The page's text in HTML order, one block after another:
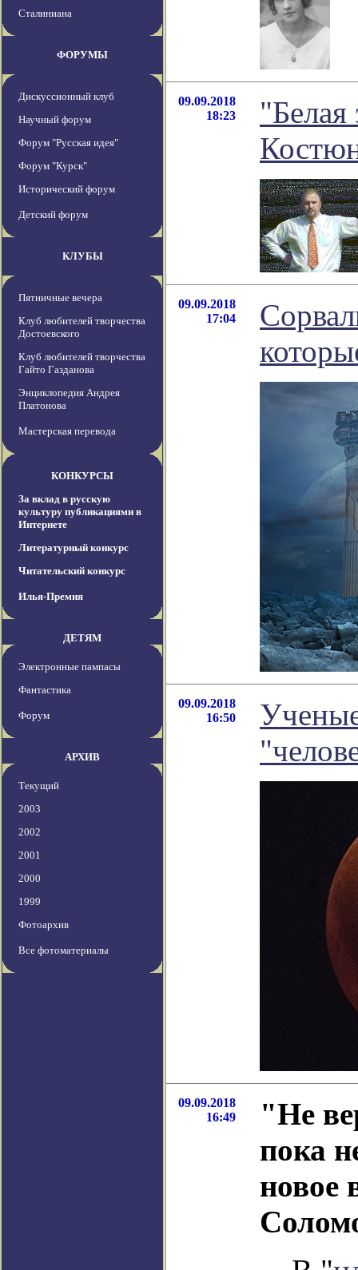
Сталиниана
ФОРУМЫ
Дискуссионный клуб
Научный форум
Форум "Русская идея"
Форум "Курск"
Исторический форум
Детский форум
КЛУБЫ
Пятничные вечера
Клуб любителей творчества
Достоевского
Клуб любителей творчества
Гайто Газданова
Энциклопедия Андрея
Платонова
Мастерская перевода
КОНКУРСЫ
За вклад в русскую
культуру публикациями в
Интернете
Литературный конкурс
Читательский конкурс
Илья-Премия
ДЕТЯМ
Электронные пампасы
Фантастика
Форум
АРХИВ
Текущий
2003
2002
2001
2000
1999
Фотоархив
Все фотоматериалы
09.09.2018
18:23
"Белая
09.09.2018
17:04
09.09.2018
16:50
09.09.2018
16:49
"Не
пока
новое